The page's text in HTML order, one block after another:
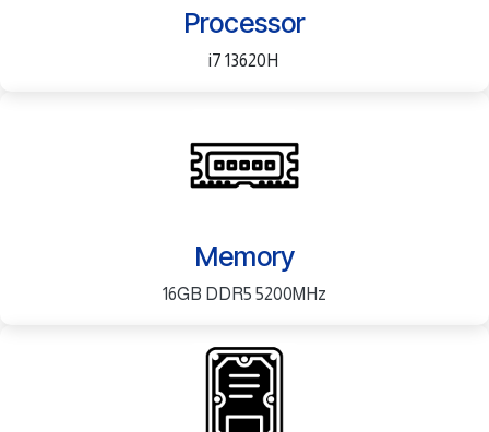
Processor
Memory
16GB DDR5 5200MHz